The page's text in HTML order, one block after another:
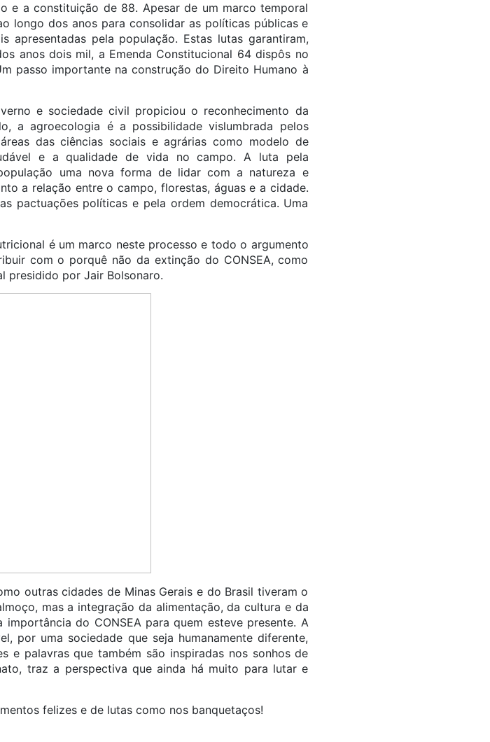
e a constituição de 88. Apesar de um marco temporal
longo dos anos para consolidar as políticas públicas e
apresentadas pela população. Estas lutas garantiram,
anos dois mil, a Emenda Constitucional 64 dispôs no
passo importante na construção do Direito Humano à
e sociedade civil propiciou o reconhecimento da
a agroecologia é a possibilidade vislumbrada pelos
das ciências sociais e agrárias como modelo de
e a qualidade de vida no campo. A luta pela
uma nova forma de lidar com a natureza e
a relação entre o campo, florestas, águas e a cidade.
pactuações políticas e pela ordem democrática. Uma
é um marco neste processo e todo o argumento
com o porquê não da extinção do CONSEA, como
presidido por Jair Bolsonaro.
outras cidades de Minas Gerais e do Brasil tiveram o
mas a integração da alimentação, da cultura e da
do CONSEA para quem esteve presente. A
por uma sociedade que seja humanamente diferente,
e palavras que também são inspiradas nos sonhos de
traz a perspectiva que ainda há muito para lutar e
felizes e de lutas como nos banquetaços!